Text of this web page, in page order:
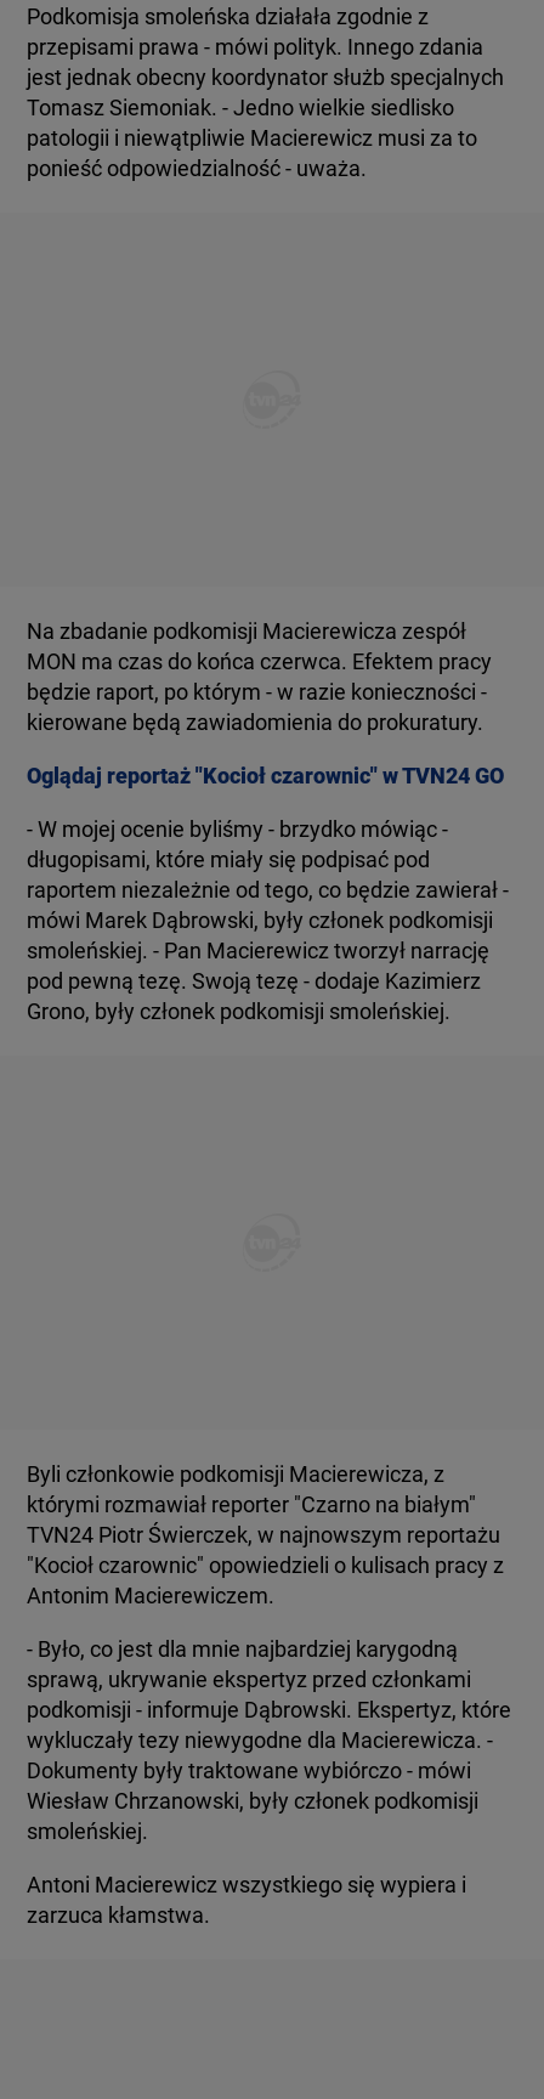
Podkomisja smoleńska działała zgodnie z
przepisami prawa - mówi polityk. Innego zdania
jest jednak obecny koordynator służb specjalnych
Tomasz Siemoniak. - Jedno wielkie siedlisko
patologii i niewątpliwie Macierewicz musi za to
ponieść odpowiedzialność - uważa.
Na zbadanie podkomisji Macierewicza zespół
MON ma czas do końca czerwca. Efektem pracy
będzie raport, po którym - w razie konieczności -
kierowane będą zawiadomienia do prokuratury.
Oglądaj reportaż "Kocioł czarownic" w TVN24 GO
- W mojej ocenie byliśmy - brzydko mówiąc -
długopisami, które miały się podpisać pod
raportem niezależnie od tego, co będzie zawierał -
mówi Marek Dąbrowski, były członek podkomisji
smoleńskiej. - Pan Macierewicz tworzył narrację
pod pewną tezę. Swoją tezę - dodaje Kazimierz
Grono, były członek podkomisji smoleńskiej.
Byli członkowie podkomisji Macierewicza, z
którymi rozmawiał reporter "Czarno na białym"
TVN24 Piotr Świerczek, w najnowszym reportażu
"Kocioł czarownic" opowiedzieli o kulisach pracy z
Antonim Macierewiczem.
- Było, co jest dla mnie najbardziej karygodną
sprawą, ukrywanie ekspertyz przed członkami
podkomisji - informuje Dąbrowski. Ekspertyz, które
wykluczały tezy niewygodne dla Macierewicza. -
Dokumenty były traktowane wybiórczo - mówi
Wiesław Chrzanowski, były członek podkomisji
smoleńskiej.
Antoni Macierewicz wszystkiego się wypiera i
zarzuca kłamstwa.